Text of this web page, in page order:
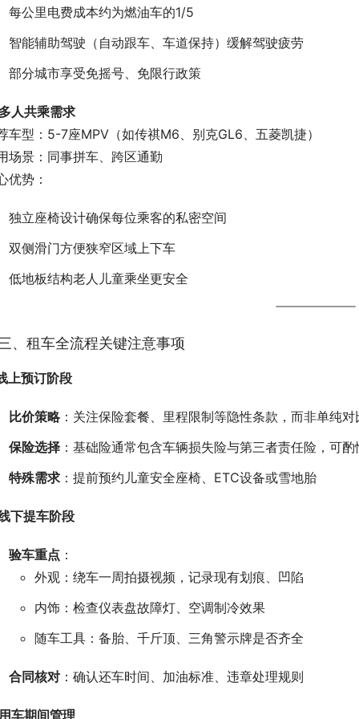
每公里电费成本约为燃油车的1/5
智能辅助驾驶（自动跟车、车道保持）缓解驾驶疲劳
部分城市享受免摇号、免限行政策
人共乘需求
车型：5-7座MPV（如传祺M6、别克GL6、五菱凯捷）
场景：同事拼车、跨区通勤
优势：
独立座椅设计确保每位乘客的私密空间
双侧滑门方便狭窄区域上下车
低地板结构老人儿童乘坐更安全
、租车全流程关键注意事项
上预订阶段
比价策略：关注保险套餐、里程限制等隐性条款，而非单纯对
保险选择 ：基础险通常包含车辆损失险与第三者责任险，可酌
特殊需求 ：提前预约儿童安全座椅、ETC设备或雪地胎
下提车阶段
验车重点 ：
外观：绕车一周拍摄视频，记录现有划痕、凹陷
内饰：检查仪表盘故障灯、空调制冷效果
随车工具：备胎、千斤顶、三角警示牌是否齐全
合同核对 ：确认还车时间、加油标准、违章处理规则
车期间管理